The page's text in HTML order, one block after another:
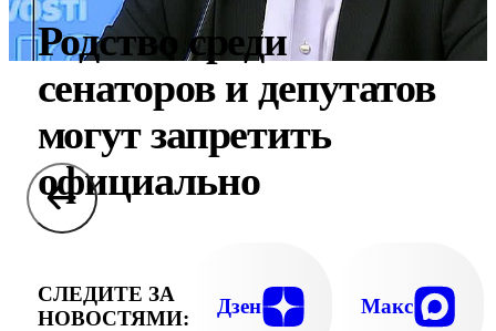
Родство среди
сенаторов и депутатов
могут запретить
официально
СЛЕДИТЕ ЗА
НОВОСТЯМИ:
Дзен Макс